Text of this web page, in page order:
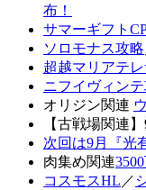
布！
サマーギフト
ソロモナス攻略
超越マリアテ
ニフイヴィン
オリジン関連
【古戦場関連
次回は9月『光
肉集め関連
コスモスHL ／